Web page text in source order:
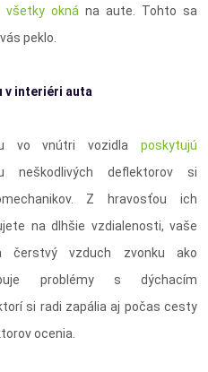
všetky okná na aute. Tohto sa
peklo.
v interiéri auta
vo vnútri vozidla poskytujú
neškodlivých deflektorov si
Z hravosťou ich
na dlhšie vzdialenosti, vaše
čerstvý vzduch zvonku ako
problémy s dýchacím
si radi zapália aj počas cesty
ocenia.